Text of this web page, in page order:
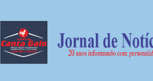
conteúdo